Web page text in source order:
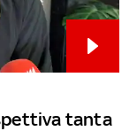
tanta